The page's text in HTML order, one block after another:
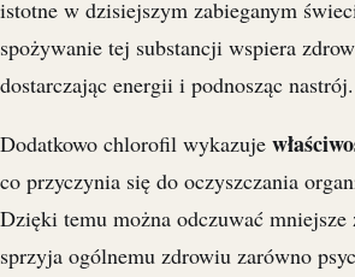
istotne w dzisiejszym zabieganym
spożywanie tej substancji wspiera
dostarczając energii i podnosząc nastrój.
Dodatkowo chlorofil wykazuje
co przyczynia się do oczyszczania
Dzięki temu można odczuwać mniejsze
sprzyja ogólnemu zdrowiu zarówno